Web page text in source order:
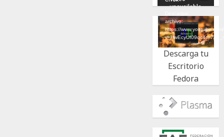
vídeo
archivo:
https://
Descarga tu
Escritorio
Fedora